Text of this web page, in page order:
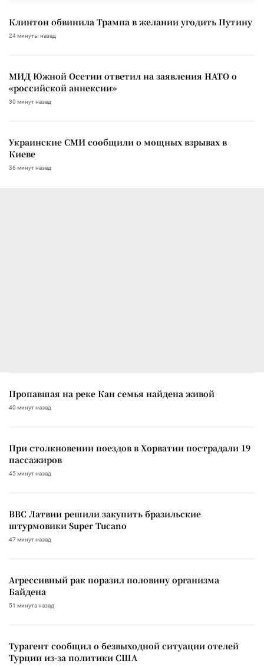
Клинтон обвинила Трампа в желании угодить Путину
24 минуты назад
МИД Южной Осетии ответил на заявления НАТО о
«российской аннексии»
30 минут назад
Украинские СМИ сообщили о мощных взрывах в
Киеве
36 минут назад
Пропавшая на реке Кан семья найдена живой
40 минут назад
При столкновении поездов в Хорватии пострадали 19
пассажиров
45 минут назад
ВВС Латвии решили закупить бразильские
штурмовики Super Tucano
47 минут назад
Агрессивный рак поразил половину организма
Байдена
51 минута назад
Турагент сообщил о безвыходной ситуации отелей
Турции из-за политики США